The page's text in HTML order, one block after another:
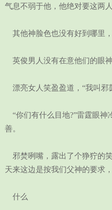
气息不弱于他，他绝对要这两
其他神脸色也没有好到哪里，
英俊男人没有在意他们的眼
漂亮女人笑盈盈道，“我叫邪
“你们有什么目地?”雷霆眼神
善。
邪焚咧嘴，露出了个狰狞的
天来这边是按我们父神的要求
什么